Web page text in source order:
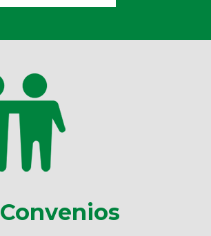
Convenios